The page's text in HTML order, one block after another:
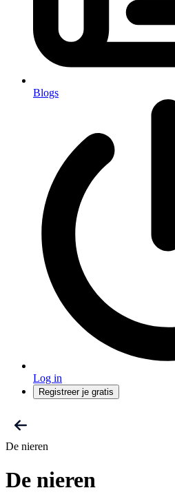
Blogs
Log in
Registreer je gratis
De nieren
De nieren